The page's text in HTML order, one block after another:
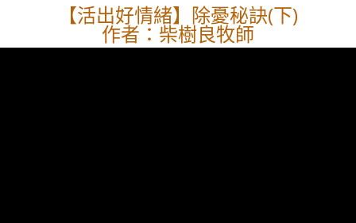
【活出好情緒】除憂秘訣(下)
作者：柴樹良牧師